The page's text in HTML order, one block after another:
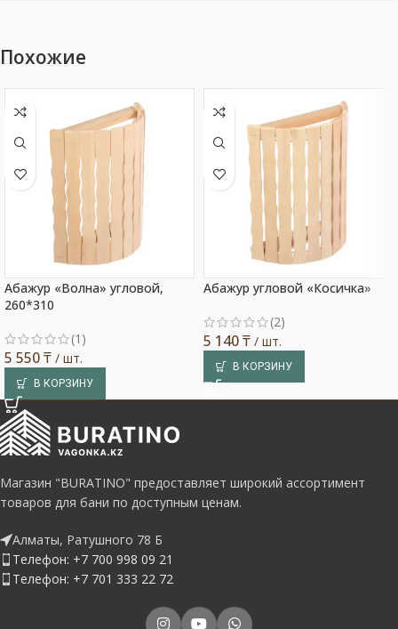
Похожие
Абажур «Волна» угловой,
260*310
(1)
5 550₸ / шт.
В КОРЗИНУ
Абажур угловой «Косичка»
(2)
5 140₸ / шт.
В КОРЗИНУ
Магазин "BURATINO" предоставляет широкий ассортимент
товаров для бани по доступным ценам.
Алматы, Ратушного 78 Б
Телефон: +7 700 998 09 21
Телефон: +7 701 333 22 72